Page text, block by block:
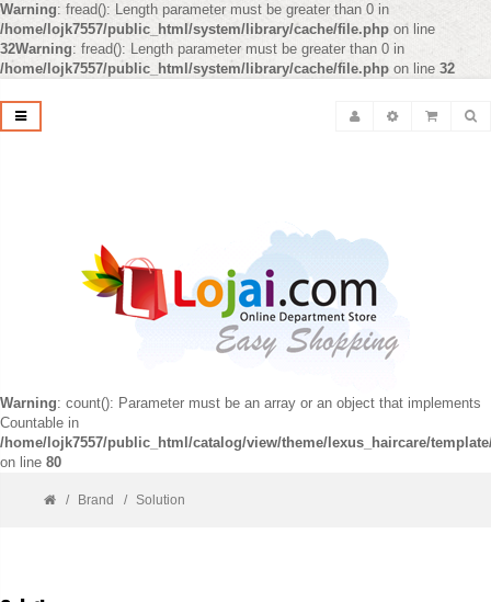
Warning: fread(): Length parameter must be greater than 0 in
/home/lojk7557/public_html/system/library/cache/file.php on line
32Warning: fread(): Length parameter must be greater than 0 in
/home/lojk7557/public_html/system/library/cache/file.php on line 32
Warning: count(): Parameter must be an array or an object that implements
Countable in
/home/lojk7557/public_html/catalog/view/theme/lexus_haircare/
on line 80
Brand Solution